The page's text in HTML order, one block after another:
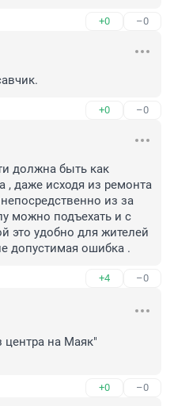
+0 –0
+0 –0
должна быть как
, даже исходя из ремонта
из за
можно подъехать и с
это удобно для жителей
допустимая ошибка .
+4 –0
на Маяк"
+0 –0